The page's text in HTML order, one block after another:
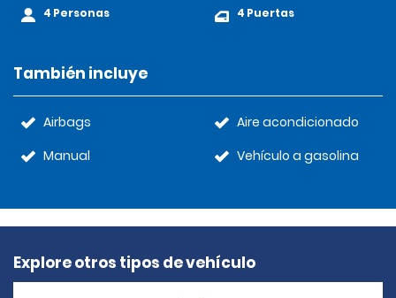
4 Personas 4 Puertas
También incluye
Airbags
Manual
Aire acondicionado
Vehículo a gasolina
Explore otros tipos de vehículo